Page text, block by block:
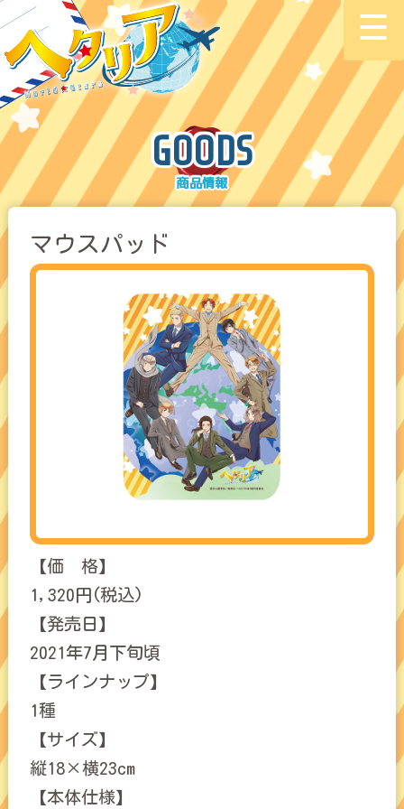
GOODS
マウスパッド
【価 格】
1,320円(税込)
【発売日】
2021年7月下旬頃
【ラインナップ】
1種
【サイズ】
縦18×横23cm
【本体仕様】